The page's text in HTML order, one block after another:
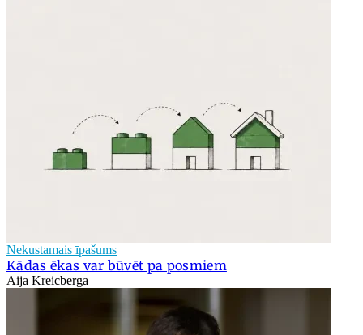
Nekustamais īpašums
Kādas ēkas var būvēt pa posmiem
Aija Kreicberga